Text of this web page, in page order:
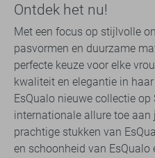
Ontdek het nu!
Met een focus op stijlvolle
pasvormen en duurzame
perfecte keuze voor elke
kwaliteit en elegantie in
EsQualo nieuwe collectie op
internationale allure toe aan
prachtige stukken van
en schoonheid van